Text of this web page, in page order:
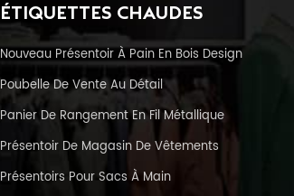
ÉTIQUETTES CHAUDES
Nouveau Présentoir À Pain En Bois Design
Poubelle De Vente Au Détail
Panier De Rangement En Fil Métallique
Présentoir De Magasin De Vêtements
Présentoirs Pour Sacs À Main